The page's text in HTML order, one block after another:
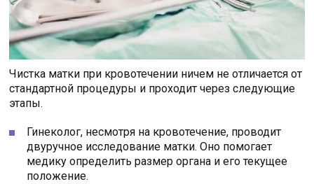
Чистка матки при кровотечении ничем не отличается от
стандартной процедуры и проходит через следующие
этапы.
Гинеколог, несмотря на кровотечение, проводит
двуручное исследование матки. Оно помогает
медику определить размер органа и его текущее
положение.